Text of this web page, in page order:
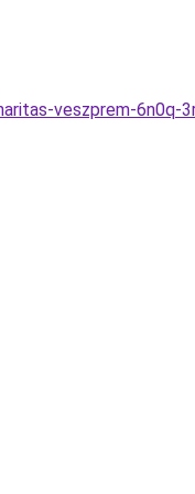
veszprem-6n0q-